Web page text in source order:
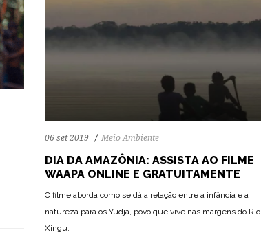
06 set 2019 Meio Ambiente
DIA DA AMAZÔNIA: ASSISTA AO FILME
WAAPA ONLINE E GRATUITAMENTE
O filme aborda como se dá a relação entre a infância e a
natureza para os Yudjá, povo que vive nas margens do Rio
Xingu.